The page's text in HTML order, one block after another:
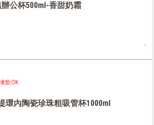
公杯500ml-香甜奶霜
飲OK
環內陶瓷珍珠粗吸管杯1000ml